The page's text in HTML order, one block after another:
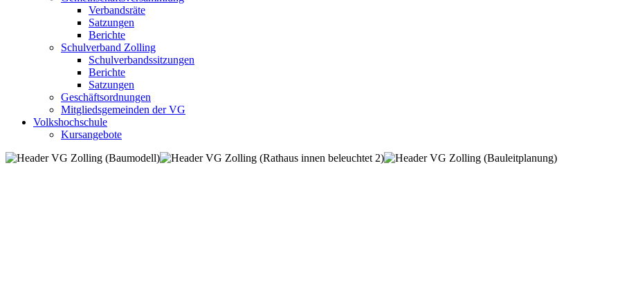
Verbandsräte
Satzungen
Berichte
Schulverband Zolling
Schulverbandssitzungen
Berichte
Satzungen
Geschäftsordnungen
Mitgliedsgemeinden der VG
Volkshochschule
Kursangebote